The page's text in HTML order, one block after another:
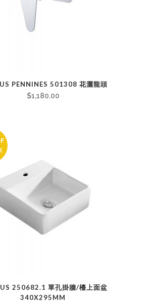
PENNINES 501308 花灑龍頭
$1,180.00
250682.1 單孔掛牆/檯上面盆
340X295MM